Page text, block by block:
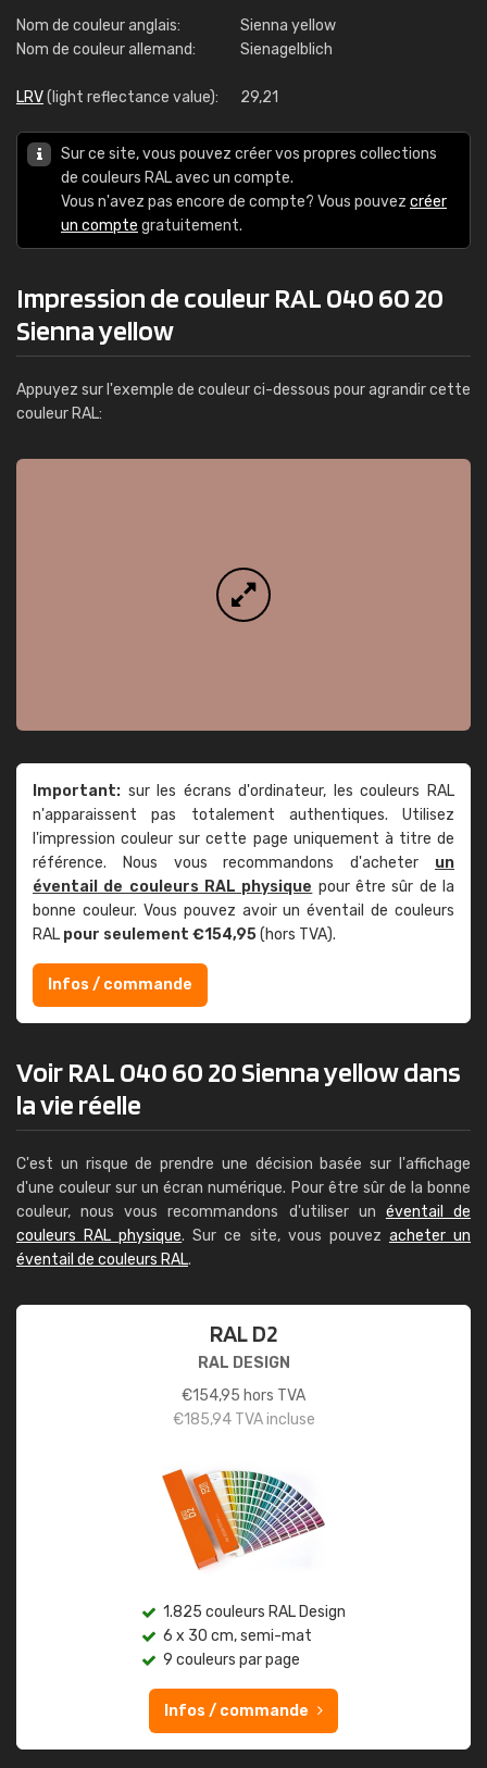
Nom de couleur anglais:
Sienna yellow
Nom de couleur allemand:
Sienagelblich
LRV(light reflectance value): 29,21
Sur ce site, vous pouvez créer vos propres collections
de couleurs RAL avec un compte.
Vous n'avez pas encore de compte? Vous pouvez créer
un compte gratuitement.
Impression de couleur RAL 040 60 20
Sienna yellow
Appuyez sur l'exemple de couleur ci-dessous pour agrandir cette
couleur RAL:
Important: sur les écrans d'ordinateur, les couleurs RAL
n'apparaissent pas totalement authentiques. Utilisez
l'impression couleur sur cette page uniquement à titre de
référence. Nous vous recommandons d'acheter un
éventail de couleurs RAL physique pour être sûr de la
bonne couleur. Vous pouvez avoir un éventail de couleurs
RAL pour seulement €154,95(hors TVA).
Infos / commande
Voir RAL 040 60 20 Sienna yellow dans
la vie réelle
C'est un risque de prendre une décision basée sur l'affichage
d'une couleur sur un écran numérique. Pour être sûr de la bonne
couleur, nous vous recommandons d'utiliser un éventail de
couleurs RAL physique. Sur ce site, vous pouvez acheter un
éventail de couleurs RAL.
RAL D2
RAL DESIGN
€154,95 hors TVA
€185,94TVA incluse
1.825 couleurs RAL Design
6 x 30 cm, semi-mat
9 couleurs par page
Infos / commande